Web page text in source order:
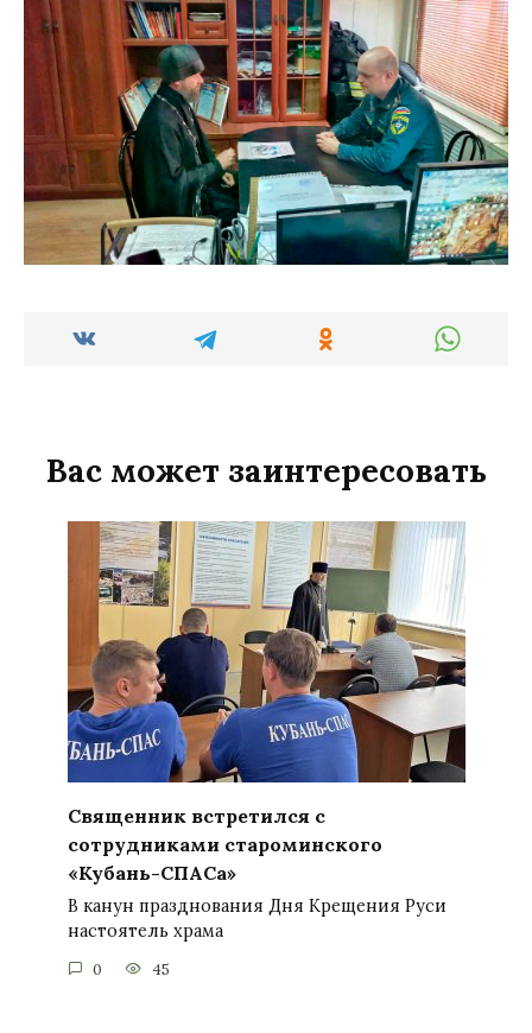
Вас может заинтересовать
Священник встретился с
сотрудниками староминского
«Кубань-СПАСа»
В канун празднования Дня Крещения Руси
настоятель храма
0 45